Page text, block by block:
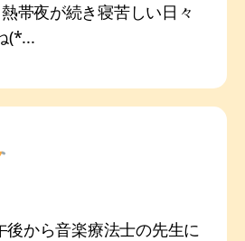
帯夜が続き寝苦しい日々
(*...
後から音楽療法士の先生に